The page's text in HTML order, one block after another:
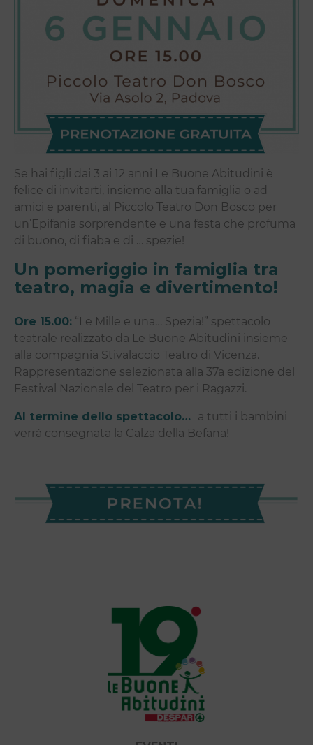
Se hai figli dai 3 ai 12 anni Le Buone Abitudini è
felice di invitarti, insieme alla tua famiglia o ad
amici e parenti, al Piccolo Teatro Don Bosco per
un’Epifania sorprendente e una festa che profuma
di buono, di fiaba e di … spezie!
Un pomeriggio in famiglia tra
teatro, magia e divertimento!
Ore 15.00: “Le Mille e una… Spezia!” spettacolo
teatrale realizzato da Le Buone Abitudini insieme
alla compagnia Stivalaccio Teatro di Vicenza.
Rappresentazione selezionata alla 37a edizione del
Festival Nazionale del Teatro per i Ragazzi.
Al termine dello spettacolo… a tutti i bambini
verrà consegnata la Calza della Befana!